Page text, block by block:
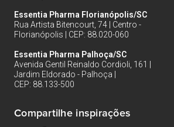
Essentia Pharma Florianópolis/SC
Rua Artista Bitencourt, 74 | Centro -
Florianópolis | CEP: 88.020-060
Essentia Pharma Palhoça/SC
Avenida Gentil Reinaldo Cordioli, 161 |
Jardim Eldorado - Palhoça |
CEP: 88.133-500
Compartilhe inspirações